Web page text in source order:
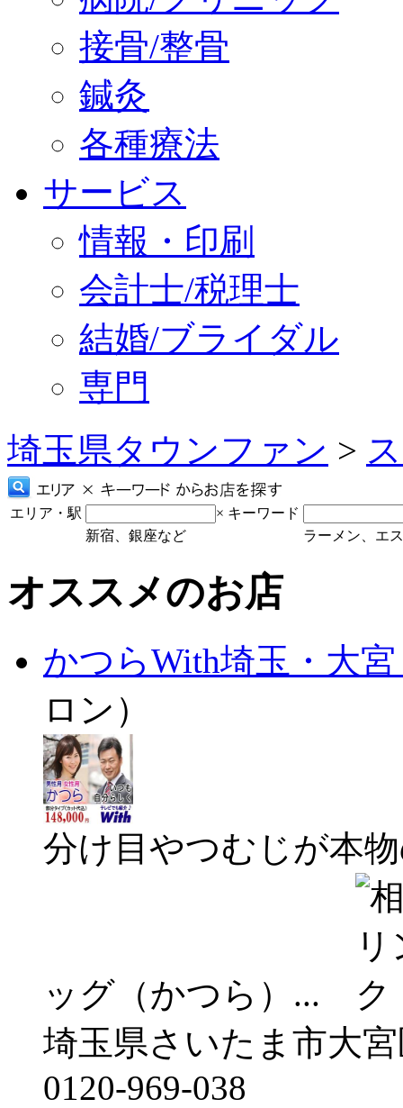
接骨/整骨
鍼灸
各種療法
サービス
情報・印刷
会計士/税理士
結婚/ブライダル
専門
埼玉県タウンファン >
エリア・駅 × キーワード
新宿、銀座など
ラーメン、エ
オススメのお店
かつらWith埼玉・大
ロン）
分け目やつむじが本
ッグ（かつら）...
埼玉県さいたま市大
0120-969-038